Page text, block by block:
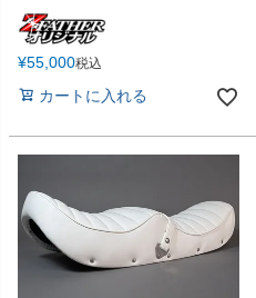
¥55,000税込
カートに入れる